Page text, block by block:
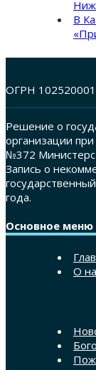
В
ОГРН
Решение о
организации
№372
Запись о
года.
Основное меню
О